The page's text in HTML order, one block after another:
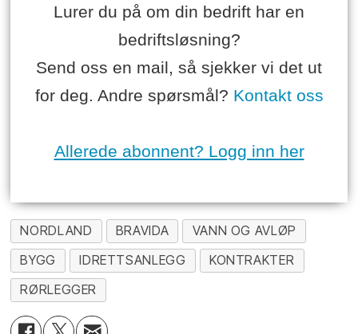
Lurer du på om din bedrift har en
bedriftsløsning?
Send oss en mail, så sjekker vi det ut
for deg. Andre spørsmål? Kontakt oss
Allerede abonnent? Logg inn her
NORDLAND BRAVIDA
VANN OG AVLØP
BYGG
IDRETTSANLEGG
KONTRAKTER
RØRLEGGER